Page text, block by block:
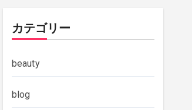
カテゴリー
beauty
blog